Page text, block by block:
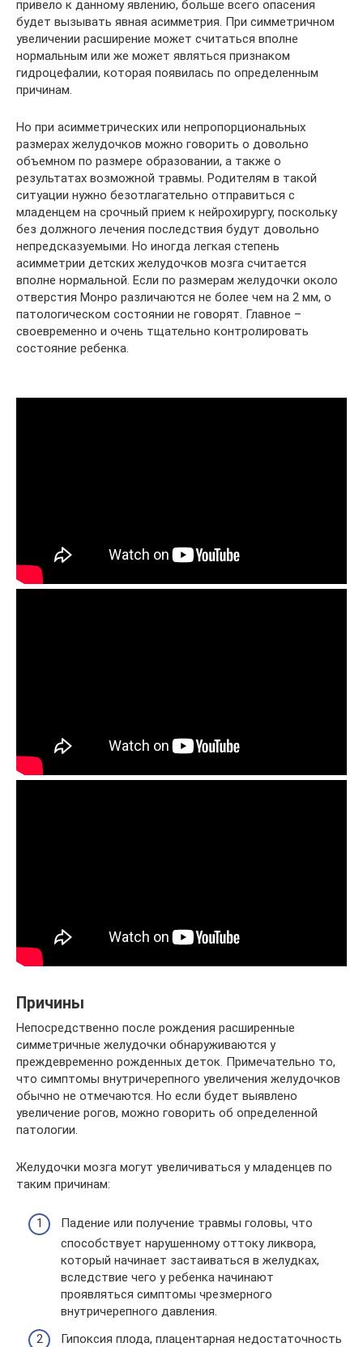
привело к данному явлению, больше всего опасения
будет вызывать явная асимметрия. При симметричном
увеличении расширение может считаться вполне
нормальным или же может являться признаком
гидроцефалии, которая появилась по определенным
причинам.
Но при асимметрических или непропорциональных
размерах желудочков можно говорить о довольно
объемном по размере образовании, а также о
результатах возможной травмы. Родителям в такой
ситуации нужно безотлагательно отправиться с
младенцем на срочный прием к нейрохирургу, поскольку
без должного лечения последствия будут довольно
непредсказуемыми. Но иногда легкая степень
асимметрии детских желудочков мозга считается
вполне нормальной. Если по размерам желудочки около
отверстия Монро различаются не более чем на 2 мм, о
патологическом состоянии не говорят. Главное –
своевременно и очень тщательно контролировать
состояние ребенка.
Причины
Непосредственно после рождения расширенные
симметричные желудочки обнаруживаются у
преждевременно рожденных деток. Примечательно то,
что симптомы внутричерепного увеличения желудочков
обычно не отмечаются. Но если будет выявлено
увеличение рогов, можно говорить об определенной
патологии.
Желудочки мозга могут увеличиваться у младенцев по
таким причинам:
Падение или получение травмы головы, что
способствует нарушенному оттоку ликвора,
который начинает застаиваться в желудках,
вследствие чего у ребенка начинают
проявляться симптомы чрезмерного
внутричерепного давления.
Гипоксия плода, плацентарная недостаточность